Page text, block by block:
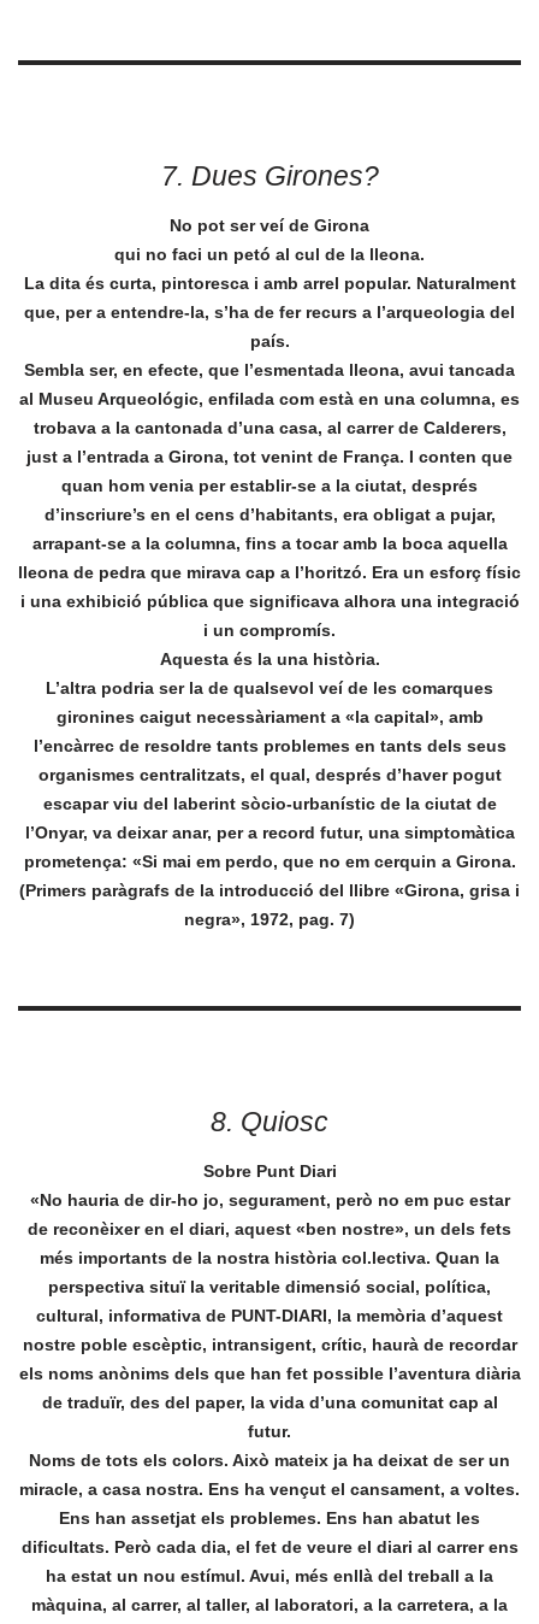
7. Dues Girones?
No pot ser veí de Girona
qui no faci un petó al cul de la lleona.
La dita és curta, pintoresca i amb arrel popular. Naturalment
que, per a entendre-la, s’ha de fer recurs a l’arqueologia del
país.
Sembla ser, en efecte, que l’esmentada lleona, avui tancada
al Museu Arqueológic, enfilada com està en una columna, es
trobava a la cantonada d’una casa, al carrer de Calderers,
just a l’entrada a Girona, tot venint de França. I conten que
quan hom venia per establir-se a la ciutat, després
d’inscriure’s en el cens d’habitants, era obligat a pujar,
arrapant-se a la columna, fins a tocar amb la boca aquella
lleona de pedra que mirava cap a l’horitzó. Era un esforç físic
i una exhibició pública que significava alhora una integració
i un compromís.
Aquesta és la una història.
L’altra podria ser la de qualsevol veí de les comarques
gironines caigut necessàriament a «la capital», amb
l’encàrrec de resoldre tants problemes en tants dels seus
organismes centralitzats, el qual, després d’haver pogut
escapar viu del laberint sòcio-urbanístic de la ciutat de
l’Onyar, va deixar anar, per a record futur, una simptomàtica
prometença: «Si mai em perdo, que no em cerquin a Girona.
(Primers paràgrafs de la introducció del llibre «Girona, grisa i
negra», 1972, pag. 7)
8. Quiosc
Sobre Punt Diari
«No hauria de dir-ho jo, segurament, però no em puc estar
de reconèixer en el diari, aquest «ben nostre», un dels fets
més importants de la nostra història col.lectiva. Quan la
perspectiva situï la veritable dimensió social, política,
cultural, informativa de PUNT-DIARI, la memòria d’aquest
nostre poble escèptic, intransigent, crític, haurà de recordar
els noms anònims dels que han fet possible l’aventura diària
de traduïr, des del paper, la vida d’una comunitat cap al
futur.
Noms de tots els colors. Això mateix ja ha deixat de ser un
miracle, a casa nostra. Ens ha vençut el cansament, a voltes.
Ens han assetjat els problemes. Ens han abatut les
dificultats. Però cada dia, el fet de veure el diari al carrer ens
ha estat un nou estímul. Avui, més enllà del treball a la
màquina, al carrer, al taller, al laboratori, a la carretera, a la